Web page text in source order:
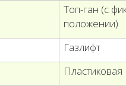
Топ-ган (с
положении)
Газлифт
Пластиковая